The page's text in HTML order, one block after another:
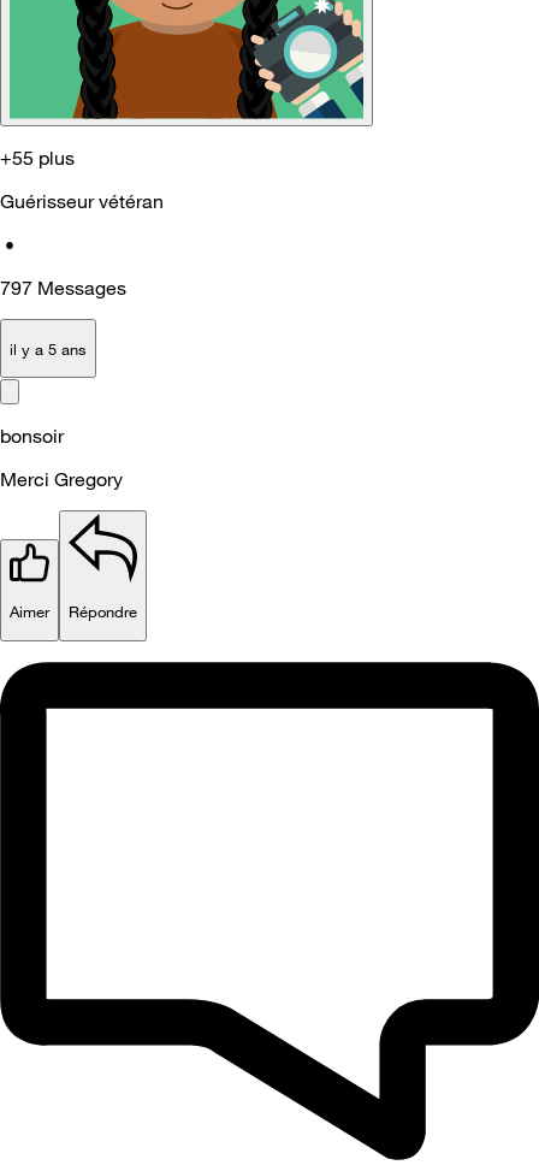
+55 plus
Guérisseur vétéran
•
797 Messages
il y a 5 ans
bonsoir
Merci Gregory
Aimer Répondre